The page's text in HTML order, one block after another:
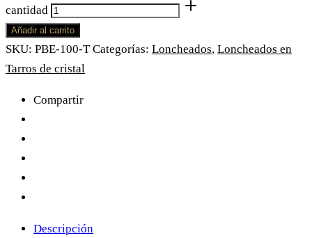
cantidad
Añadir al carrito
SKU: PBE-100-T Categorías: Loncheados, Loncheados en
Tarros de cristal
Compartir
Descripción